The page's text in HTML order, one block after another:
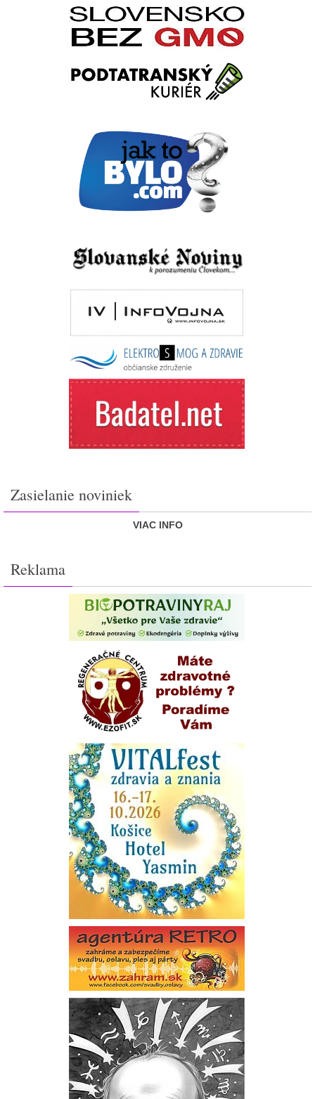
Zasielanie noviniek
VIAC INFO
Reklama